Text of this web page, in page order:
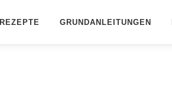
REZEPTE GRUNDANLEITUNGEN